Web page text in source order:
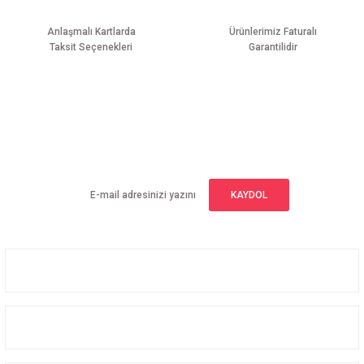
Anlaşmalı Kartlarda
Taksit Seçenekleri
Ürünlerimiz Faturalı
Garantilidir
KAYDOL